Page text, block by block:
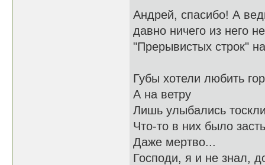
Андрей, спасибо! А
давно ничего из него
"Прерывистых строк"
Губы хотели любить
А на ветру
Лишь улыбались
Что-то в них было
Даже мертво...
Господи, я и не знал,